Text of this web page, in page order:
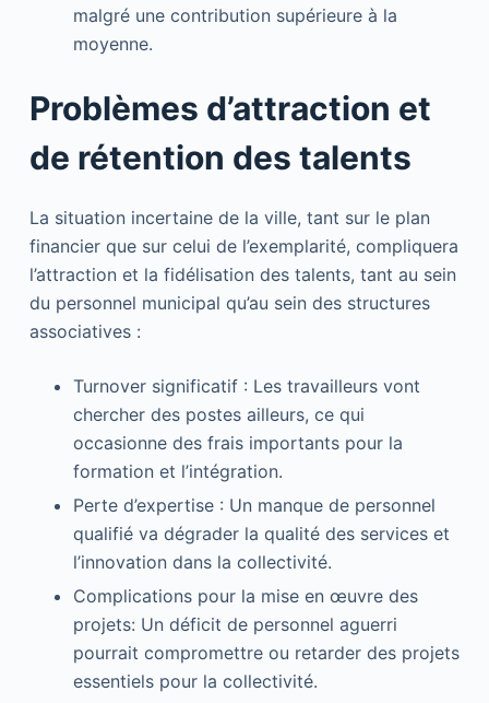
malgré une contribution supérieure à la
moyenne.
Problèmes d’attraction et
de rétention des talents
La situation incertaine de la ville, tant sur le plan
financier que sur celui de l’exemplarité, compliquera
l’attraction et la fidélisation des talents, tant au sein
du personnel municipal qu’au sein des structures
associatives :
Turnover significatif : Les travailleurs vont
chercher des postes ailleurs, ce qui
occasionne des frais importants pour la
formation et l’intégration.
Perte d’expertise : Un manque de personnel
qualifié va dégrader la qualité des services et
l’innovation dans la collectivité.
Complications pour la mise en œuvre des
projets: Un déficit de personnel aguerri
pourrait compromettre ou retarder des projets
essentiels pour la collectivité.